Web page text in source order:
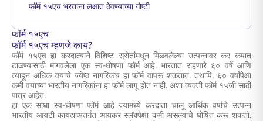
फॉर्म १५एच भरताना लक्षात ठेवण्याच्या गोष्टी
फॉर्म १५एच
फॉर्म १५एच म्हणजे काय?
फॉर्म १५एच हा करदात्याने विशिष्ट स्रोतांमधून मिळवलेल्या उत्पन्नावर कर कपात
टाळण्यासाठी मागवलेला एक स्व-घोषणा फॉर्म आहे. भारतात राहणारे ६० वर्षे आणि
त्याहून अधिक वयाचे ज्येष्ठ नागरिकच हा फॉर्म वापरू शकतात. तथापि, ६० वर्षांपेक्षा
कमी वयाच्या भारतीय नागरिकांना हा फॉर्म लागू होत नाही. अशा व्यक्ती फॉर्म १५जी साठी
पात्र आहेत.
हा एक साधा स्व-घोषणा फॉर्म आहे ज्यामध्ये करदाता चालू आर्थिक वर्षाचे उत्पन्न
भारतीय आयटी कायद्याअंतर्गत आयकर स्लॅबपेक्षा कमी असल्याचे घोषित करू शकतो.